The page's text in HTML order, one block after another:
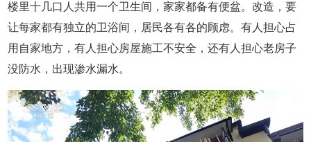
楼里十几口人共用一个卫生间，家家都备有便盆。改造，要
让每家都有独立的卫浴间，居民各有各的顾虑。有人担心占
用自家地方，有人担心房屋施工不安全，还有人担心老房子
没防水，出现渗水漏水。